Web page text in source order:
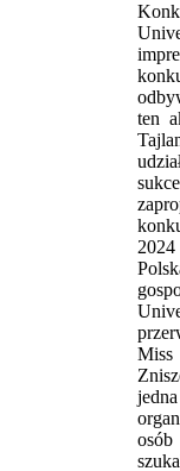
ten
2024